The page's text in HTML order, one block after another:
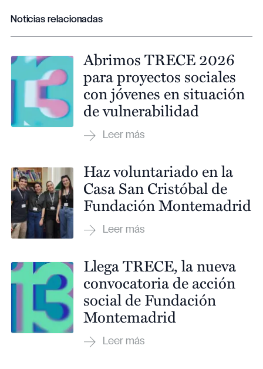
Noticias relacionadas
Abrimos TRECE 2026
para proyectos sociales
con jóvenes en situación
de vulnerabilidad
Haz voluntariado en la
Casa San Cristóbal de
Fundación Montemadrid
Llega TRECE, la nueva
convocatoria de acción
social de Fundación
Montemadrid